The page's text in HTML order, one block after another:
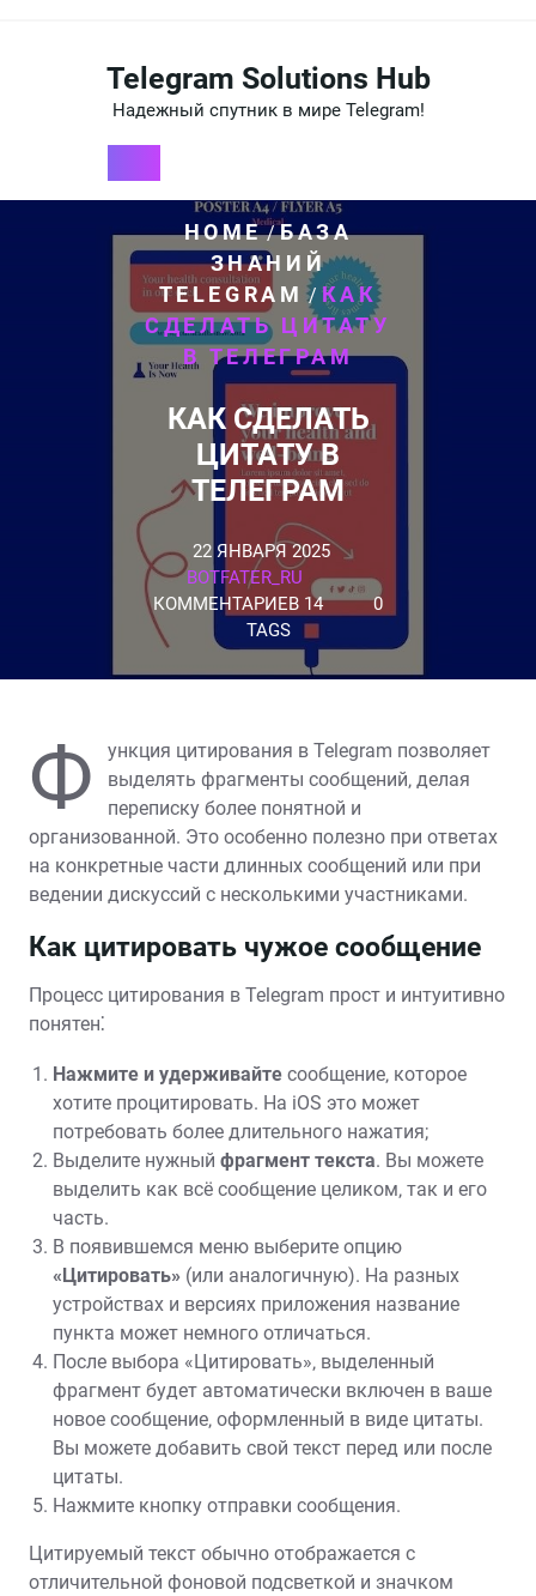
содержимомуTelegram Solutions Hub
Надежный спутник в мире Telegram!
HOME/БАЗА
ЗНАНИЙ
TELEGRAM / КАК
СДЕЛАТЬ ЦИТАТУ
В ТЕЛЕГРАМ
КАК СДЕЛАТЬ
ЦИТАТУ В
ТЕЛЕГРАМ
22 ЯНВАРЯ 2025
BOTFATER_RU
КОММЕНТАРИЕВ 14
0
TAGS
Ф
ункция цитирования в Telegram позволяет
выделять фрагменты сообщений‚ делая
переписку более понятной и
организованной. Это особенно полезно при ответах
на конкретные части длинных сообщений или при
ведении дискуссий с несколькими участниками.
Как цитировать чужое сообщение
Процесс цитирования в Telegram прост и интуитивно
понятен⁚
Нажмите и удерживайте сообщение‚ которое
хотите процитировать. На iOS это может
потребовать более длительного нажатия;
Выделите нужный фрагмент текста. Вы можете
выделить как всё сообщение целиком‚ так и его
часть.
В появившемся меню выберите опцию
«Цитировать» (или аналогичную). На разных
устройствах и версиях приложения название
пункта может немного отличаться.
После выбора «Цитировать»‚ выделенный
фрагмент будет автоматически включен в ваше
новое сообщение‚ оформленный в виде цитаты.
Вы можете добавить свой текст перед или после
цитаты.
Нажмите кнопку отправки сообщения.
Цитируемый текст обычно отображается с
отличительной фоновой подсветкой и значком